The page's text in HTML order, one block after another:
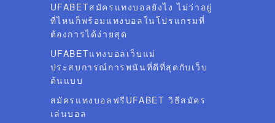
UFABETสมัครแทงบอลยังไง ไม่ว่าอยู่
ที่ไหนก็พร้อมแทงบอลในโปรแกรมที่
ต้องการได้ง่ายสุด
UFABETแทงบอลเว็บแม่
ประสบการณ์การพนันที่ดีที่สุดกับเว็บ
ต้นแบบ
สมัครแทงบอลฟรีUFABET วิธีสมัคร
เล่นบอล